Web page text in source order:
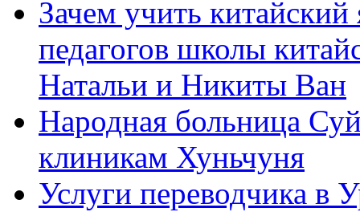
Зачем учить
педагогов школы
Натальи и Никиты Ван
Народная больница
клиникам Хуньчуня
Услуги переводчика в